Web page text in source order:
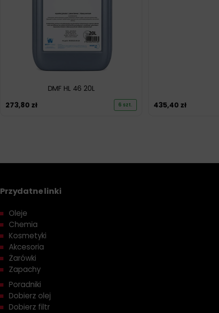
DMF HL 46 20L
273,80 zł 6 szt. 435,40 zł
Przydatne linki
Oleje
Chemia
Kosmetyki
Akcesoria
Żarówki
Zapachy
Poradniki
Dobierz olej
Dobierz filtr